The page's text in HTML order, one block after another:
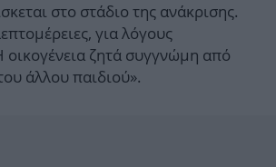
στο στάδιο της ανάκρισης.
για λόγους
οικογένεια ζητά συγγνώμη από
άλλου παιδιού».